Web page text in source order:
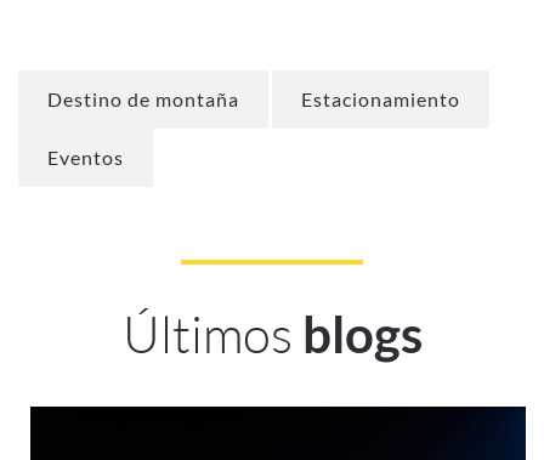
Destino de montaña Estacionamiento
Eventos
Últimos blogs